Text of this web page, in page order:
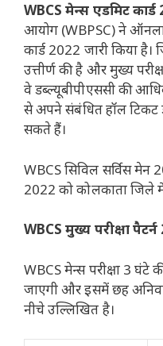
WBCS मेन्स एडमिट कार्ड
आयोग (WBPSC) ने
कार्ड 2022 जारी किया है।
उत्तीर्ण की है और मुख्य
वे डब्ल्यूबीपीएससी की
से अपने संबंधित हॉल
सकते हैं।
WBCS सिविल सर्विस
2022 को कोलकाता जिले
WBCS मुख्य परीक्षा
WBCS मेन्स परीक्षा 3
जाएगी और इसमें छह
नीचे उल्लिखित है।